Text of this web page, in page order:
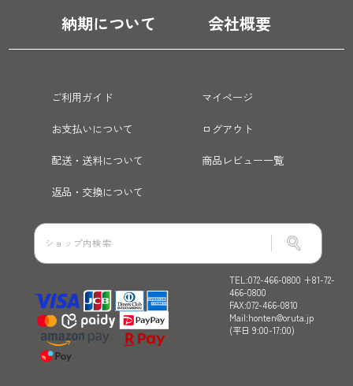
納期について
会社概要
ご利用ガイド
マイページ
お支払いについて
ログアウト
配送・送料について
商品レビュー一覧
返品・交換について
TEL:072-466-0800 +81-72-
466-0800
FAX:072-466-0810
Mail:honten@oruta.jp
(平日 9:00-17:00)